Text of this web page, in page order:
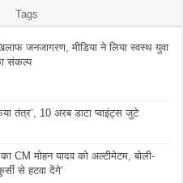
Tags
जनजागरण, मीडिया ने लिया स्वस्थ युवा
संकल्प
तंत्र’, 10 अरब डाटा प्वाइंट्स जुटे
CM मोहन यादव को अल्टीमेटम, बोली-
से हटवा देंगे’